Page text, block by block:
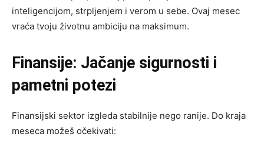
inteligencijom, strpljenjem i verom u sebe. Ovaj mesec
vraća tvoju životnu ambiciju na maksimum.
Finansije: Jačanje sigurnosti i
pametni potezi
Finansijski sektor izgleda stabilnije nego ranije. Do kraja
meseca možeš očekivati: